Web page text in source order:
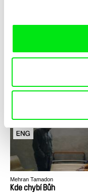
Karel Vachek
Kdo bude hlídat hlídače?
Dalibor, aneb klíč k
Mehran Tamadon
Kde chybí Bůh